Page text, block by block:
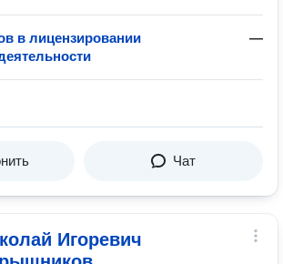
в лицензировании
—
Чат
Игоревич